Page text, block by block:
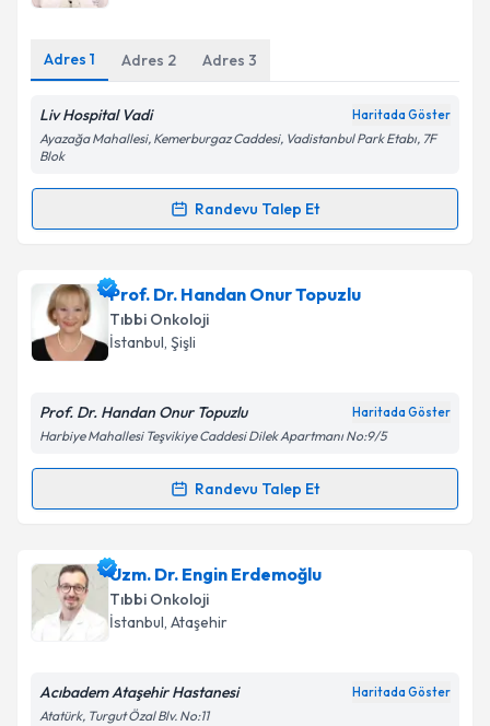
Kişisel verilerimin işlenmesine ilişkinAydınlatma
Adres 1 Adres 2 Adres 3
Liv Hospital Vadi Haritada Göster
Ayazağa Mahallesi, Kemerburgaz Caddesi, Vadistanbul Park Etabı, 7F
Blok
Randevu Talep Et
Randevu Takvimi Talebi
Doç. Dr. Çiğdem Usul Afşariçin randevu takvimi
talebi oluşturun. Size bu uzmandan randevu almanız
için bir takvim hazırlandığında e-posta ile
bilgilendireceğiz.
Kişisel verilerimin işlenmesine ilişkinAydınlatma
kapsamda işlenmesini kabul ediyorum.
Takvim Talebini Gönder
Prof. Dr. Handan Onur Topuzlu
Tıbbi Onkoloji
İstanbul, Şişli
Prof. Dr. Handan Onur Topuzlu Haritada Göster
Harbiye Mahallesi Teşvikiye Caddesi Dilek Apartmanı No:9/5
Randevu Talep Et
Randevu Takvimi Talebi
Prof. Dr. Handan Onur Topuzluiçin randevu takvimi
talebi oluşturun. Size bu uzmandan randevu almanız
için bir takvim hazırlandığında e-posta ile
Uzm. Dr. Engin Erdemoğlu
Tıbbi Onkoloji
İstanbul, Ataşehir
Acıbadem Ataşehir Hastanesi Haritada Göster
Atatürk, Turgut Özal Blv. No:11